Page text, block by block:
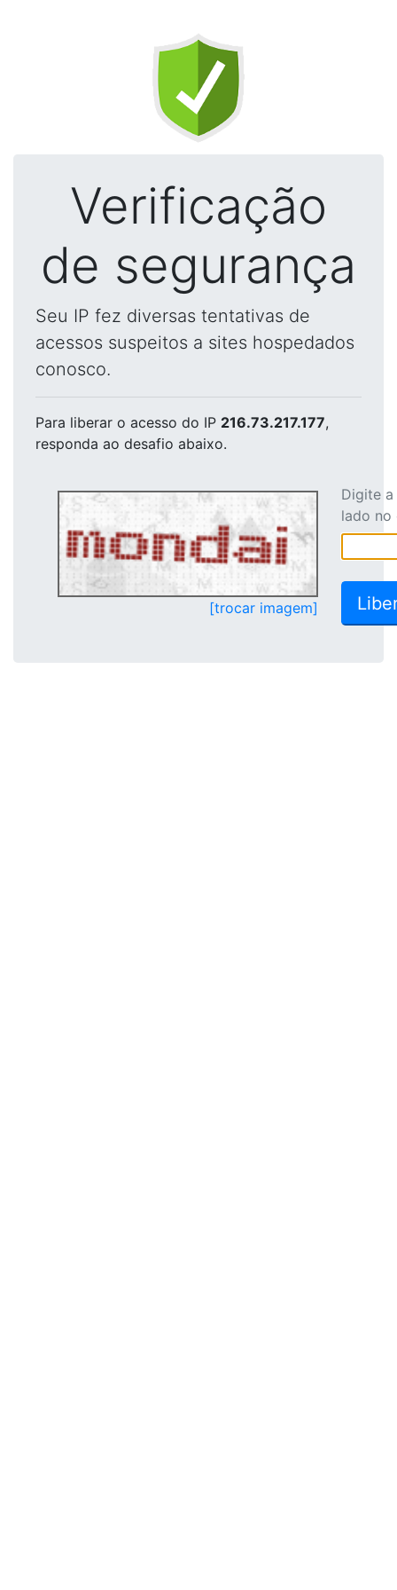
Verificação
de segurança
Seu IP fez diversas tentativas de
acessos suspeitos a sites hospedados
conosco.
Para liberar o acesso do IP 216.73.217.177,
responda ao desafio abaixo.
[trocar imagem]
Digite
lado no